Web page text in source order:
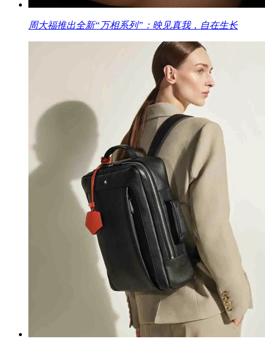
周大福推出全新“万相系列”：映见真我，自在生长